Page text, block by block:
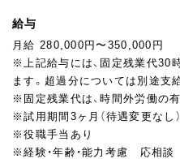
・商品開発
＜ここが魅力＞
博多阪急店にて展開するオンリ
ーズンズ』で
販売するケーキや焼菓子をひと
・日本の四季、九州の旬の食材
・生産者様ともお付き合いしな
給与
月給 280,000円〜350,000円
※上記給与には、固定残業代30
ます。超過分については別途支給
※固定残業代は、時間外労働の
※試用期間3ヶ月（待遇変更なし）
※役職手当あり
※経験・年齢・能力考慮 応相談